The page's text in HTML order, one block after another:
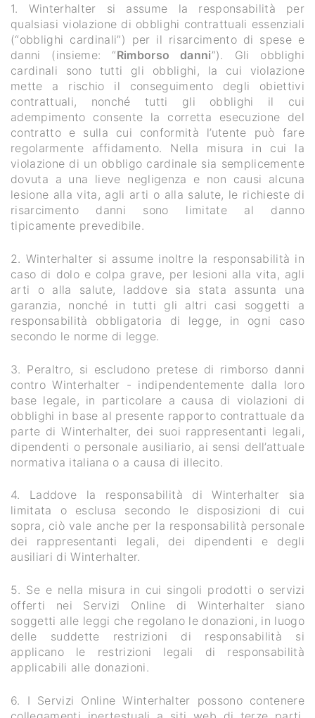
1. Winterhalter si assume la responsabilità per
qualsiasi violazione di obblighi contrattuali essenziali
(“obblighi cardinali”) per il risarcimento di spese e
danni (insieme: “Rimborso danni”). Gli obblighi
cardinali sono tutti gli obblighi, la cui violazione
mette a rischio il conseguimento degli obiettivi
contrattuali, nonché tutti gli obblighi il cui
adempimento consente la corretta esecuzione del
contratto e sulla cui conformità l’utente può fare
regolarmente affidamento. Nella misura in cui la
violazione di un obbligo cardinale sia semplicemente
dovuta a una lieve negligenza e non causi alcuna
lesione alla vita, agli arti o alla salute, le richieste di
risarcimento danni sono limitate al danno
tipicamente prevedibile.
2. Winterhalter si assume inoltre la responsabilità in
caso di dolo e colpa grave, per lesioni alla vita, agli
arti o alla salute, laddove sia stata assunta una
garanzia, nonché in tutti gli altri casi soggetti a
responsabilità obbligatoria di legge, in ogni caso
secondo le norme di legge.
3. Peraltro, si escludono pretese di rimborso danni
contro Winterhalter - indipendentemente dalla loro
base legale, in particolare a causa di violazioni di
obblighi in base al presente rapporto contrattuale da
parte di Winterhalter, dei suoi rappresentanti legali,
dipendenti o personale ausiliario, ai sensi dell’attuale
normativa italiana o a causa di illecito.
4. Laddove la responsabilità di Winterhalter sia
limitata o esclusa secondo le disposizioni di cui
sopra, ciò vale anche per la responsabilità personale
dei rappresentanti legali, dei dipendenti e degli
ausiliari di Winterhalter.
5. Se e nella misura in cui singoli prodotti o servizi
offerti nei Servizi Online di Winterhalter siano
soggetti alle leggi che regolano le donazioni, in luogo
delle suddette restrizioni di responsabilità si
applicano le restrizioni legali di responsabilità
applicabili alle donazioni.
6. I Servizi Online Winterhalter possono contenere